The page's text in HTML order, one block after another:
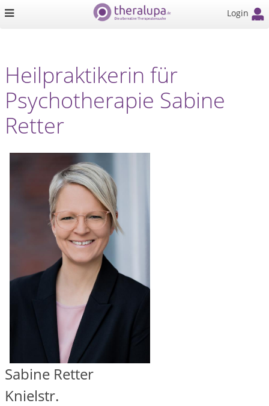
Login
Heilpraktikerin für
Psychotherapie Sabine
Retter
Sabine Retter
Knielstr.